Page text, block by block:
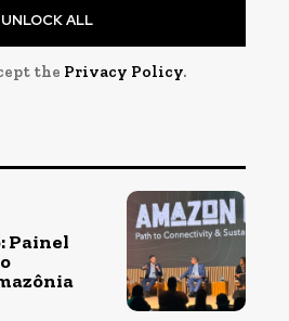
UNLOCK ALL
the Privacy Policy.
Painel